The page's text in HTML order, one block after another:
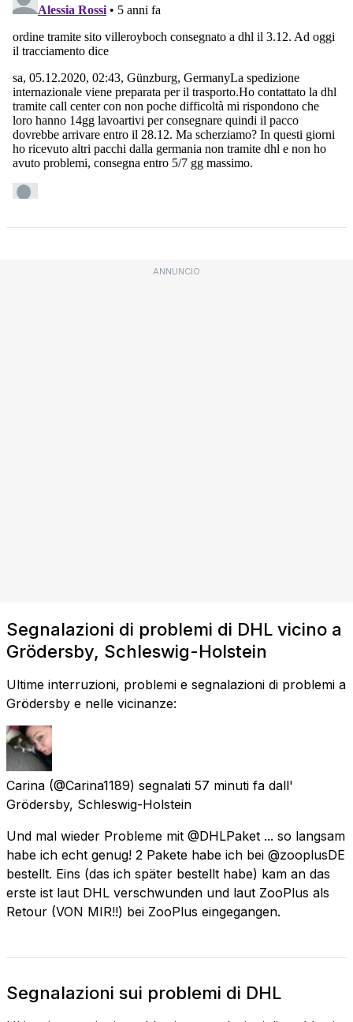
ANNUNCIO
Segnalazioni di problemi di DHL vicino a
Grödersby, Schleswig-Holstein
Ultime interruzioni, problemi e segnalazioni di problemi a
Grödersby e nelle vicinanze:
Carina (@Carina1189) segnalati 57 minuti fa dall'
Grödersby, Schleswig-Holstein
Und mal wieder Probleme mit @DHLPaket ... so langsam
habe ich echt genug! 2 Pakete habe ich bei @zooplusDE
bestellt. Eins (das ich später bestellt habe) kam an das
erste ist laut DHL verschwunden und laut ZooPlus als
Retour (VON MIR!!) bei ZooPlus eingegangen.
Segnalazioni sui problemi di DHL